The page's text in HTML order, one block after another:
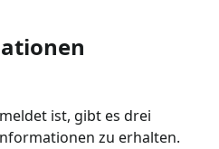
ist, gibt es drei
zu erhalten.